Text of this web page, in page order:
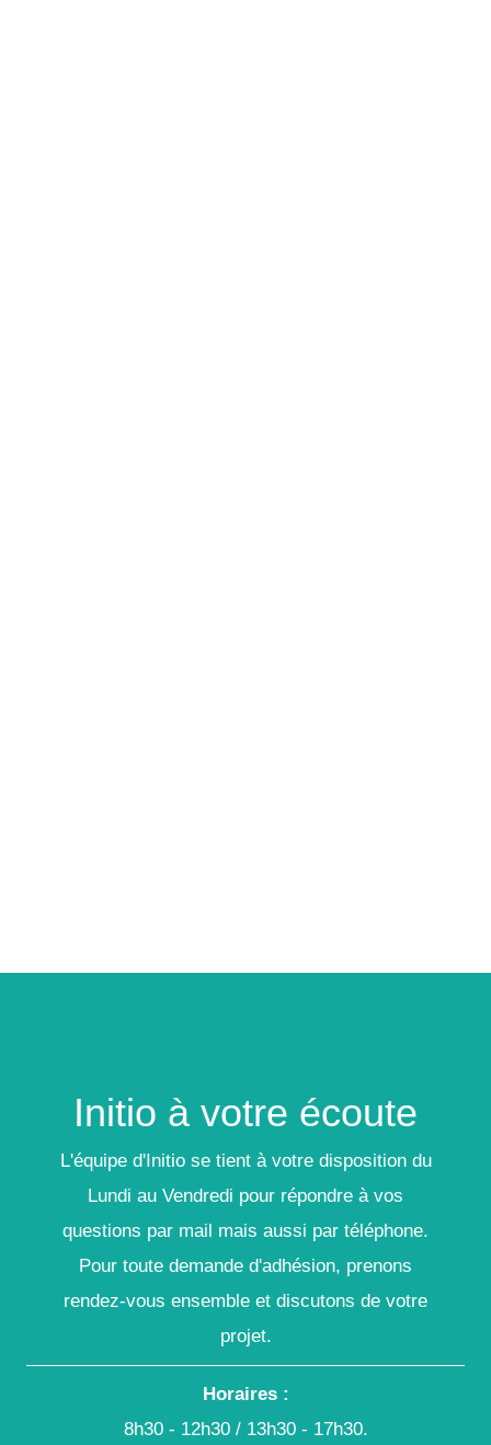
Initio à votre écoute
L'équipe d'Initio se tient à votre disposition du
Lundi au Vendredi pour répondre à vos
questions par mail mais aussi par téléphone.
Pour toute demande d'adhésion, prenons
rendez-vous ensemble et discutons de votre
projet.
Horaires :
8h30 - 12h30 / 13h30 - 17h30.